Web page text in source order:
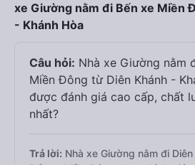
xe Giường nằm đi Bến xe Miền
- Khánh Hòa
Câu hỏi: Nhà xe Giường nằm
Miền Đông từ Diên Khánh -
được đánh giá cao cấp, chất
nhất?
Trả lời: Nhà xe Giường nằm đi